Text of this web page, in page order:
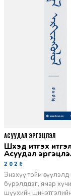
Шүүхэд итгэх итгэл ба олон нийтийн санаа бодол -
Асуудал
2026-06-11
Энэхүү тойм
бүрэлддэг, ямар
шүүхийн
АСУУДАЛ ЭРГЭЦҮҮЛЭЛ